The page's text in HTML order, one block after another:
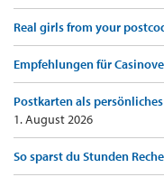
Real girls from your
Empfehlungen für
Postkarten als
1. August 2026
So sparst du Stunden